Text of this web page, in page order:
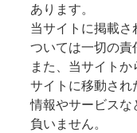
あります。
当サイトに掲載さ
ついては一切の責
また、当サイト
サイトに移動され
情報やサービスな
負いません。